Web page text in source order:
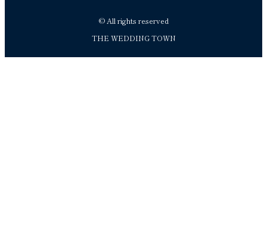
© All rights reserved
THE WEDDING TOWN